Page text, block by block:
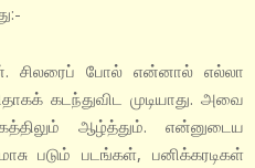
சிலரைப் போல் என்னால் எல்லா
கடந்துவிட முடியாது. அவை
ஆழ்த்தும். என்னுடைய
படும் படங்கள், பனிக்கரடிகள்